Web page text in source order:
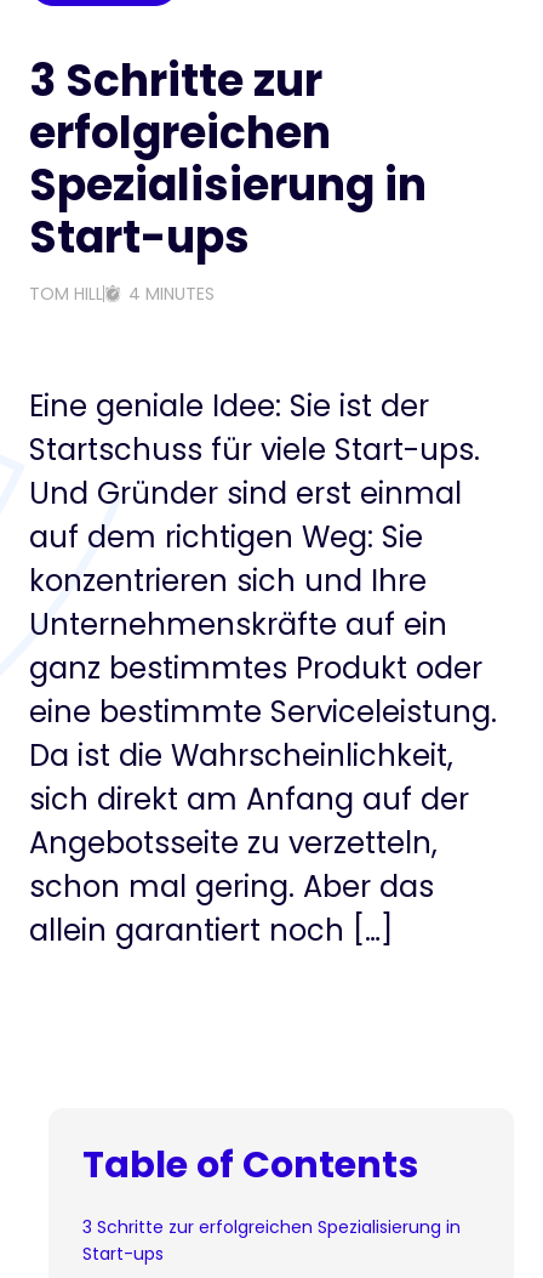
3 Schritte zur
erfolgreichen
Spezialisierung in
Start-ups
TOM HILL 4 MINUTES
Eine geniale Idee: Sie ist der
Startschuss für viele Start-ups.
Und Gründer sind erst einmal
auf dem richtigen Weg: Sie
konzentrieren sich und Ihre
Unternehmenskräfte auf ein
ganz bestimmtes Produkt oder
eine bestimmte Serviceleistung.
Da ist die Wahrscheinlichkeit,
sich direkt am Anfang auf der
Angebotsseite zu verzetteln,
schon mal gering. Aber das
allein garantiert noch […]
Table of Contents
3 Schritte zur erfolgreichen Spezialisierung in
Start-ups